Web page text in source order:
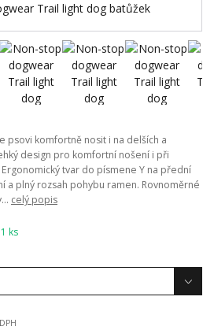
psovi komfortně nosit i na delších a
design pro komfortní nošení i při
tvar do písmene Y na přední
a plný rozsah pohybu ramen. Rovnoměrné
celý popis
ks